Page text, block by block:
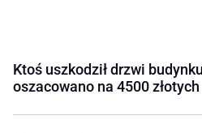
Ktoś uszkodził drzwi
oszacowano na 4500 złotych